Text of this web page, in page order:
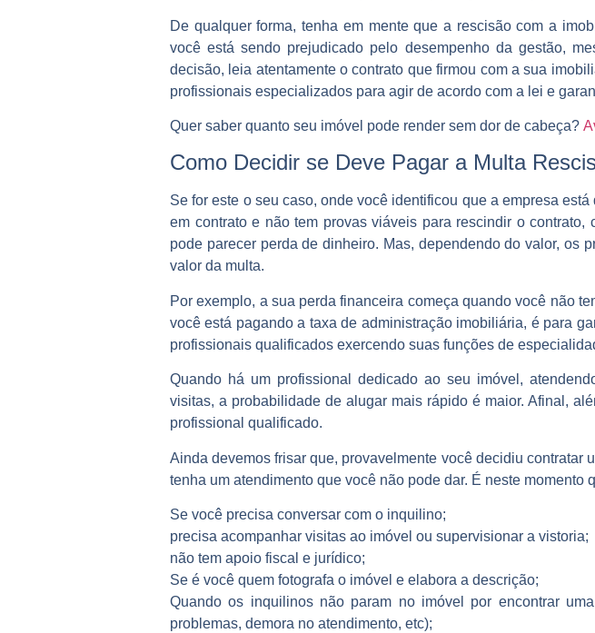
De qualquer forma, tenha em mente que a rescisão com a
você está sendo prejudicado pelo desempenho da gestão,
decisão, leia atentamente o contrato que firmou com a sua
profissionais especializados para agir de acordo com a lei e
Quer saber quanto seu imóvel pode render sem dor de cabeça?
Como Decidir se Deve Pagar a Multa
Se for este o seu caso, onde você identificou que a empresa
em contrato e não tem provas viáveis para rescindir o
pode parecer perda de dinheiro. Mas, dependendo do valor, os
valor da multa.
Por exemplo, a sua perda financeira começa quando você não
você está pagando a taxa de administração imobiliária, é para
profissionais qualificados exercendo suas funções de
Quando há um profissional dedicado ao seu imóvel,
visitas, a probabilidade de alugar mais rápido é maior. Afinal,
profissional qualificado.
Ainda devemos frisar que, provavelmente você decidiu
tenha um atendimento que você não pode dar. É neste
Se você precisa conversar com o inquilino;
precisa acompanhar visitas ao imóvel ou supervisionar a vistoria;
não tem apoio fiscal e jurídico;
Se é você quem fotografa o imóvel e elabora a descrição;
Quando os inquilinos não param no imóvel por encontrar
problemas, demora no atendimento, etc);